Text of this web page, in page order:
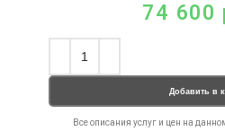
74 600
Добавить в
Все описания услуг и цен на